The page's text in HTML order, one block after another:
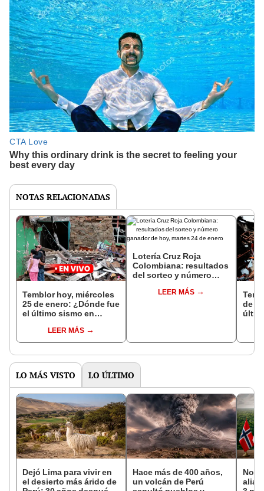
NOTAS RELACIONADAS
Temblor hoy, miércoles
25 de enero: ¿Dónde fue
el último sismo en
LEER MÁS
Lotería Cruz Roja
Colombiana: resultados
del sorteo y número
24 de eneroLEER MÁS
de
LO MÁS VISTO LO ÚLTIMO
Dejó Lima para vivir en
el desierto más árido de
Hace más de 400 años,
un volcán de Perú